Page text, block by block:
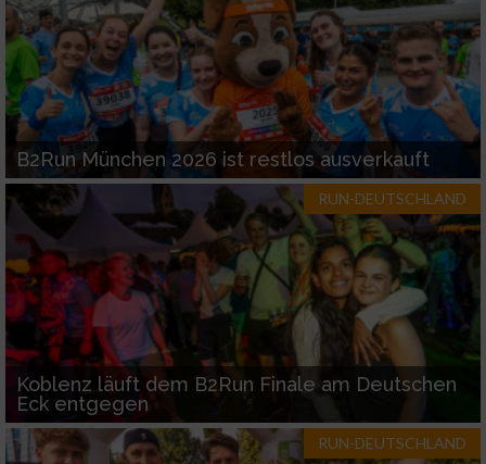
B2Run München 2026 ist restlos ausverkauft
RUN-DEUTSCHLAND
Koblenz läuft dem B2Run Finale am Deutschen
Eck entgegen
RUN-DEUTSCHLAND